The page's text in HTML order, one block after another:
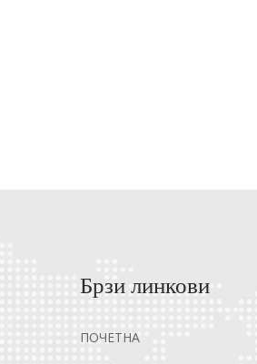
Брзи линкови
ПОЧЕТНА